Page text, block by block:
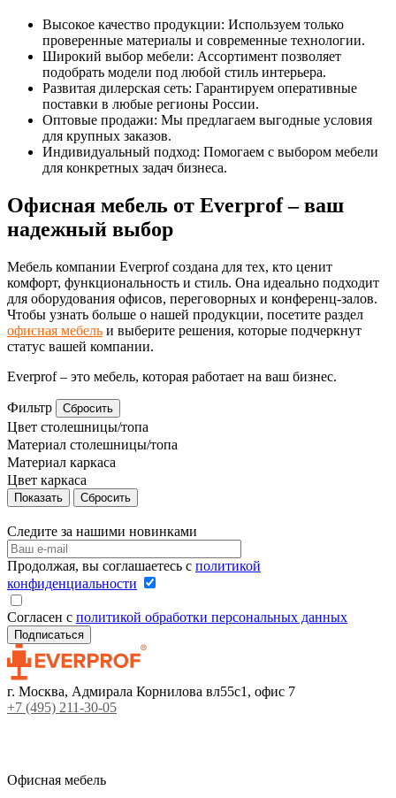
Высокое качество продукции: Используем только
проверенные материалы и современные технологии.
Широкий выбор мебели: Ассортимент позволяет
подобрать модели под любой стиль интерьера.
Развитая дилерская сеть: Гарантируем оперативные
поставки в любые регионы России.
Оптовые продажи: Мы предлагаем выгодные условия
для крупных заказов.
Индивидуальный подход: Помогаем с выбором мебели
для конкретных задач бизнеса.
Офисная мебель от Everprof – ваш
надежный выбор
Мебель компании Everprof создана для тех, кто ценит
комфорт, функциональность и стиль. Она идеально подходит
для оборудования офисов, переговорных и конференц-залов.
Чтобы узнать больше о нашей продукции, посетите раздел
офисная мебель и выберите решения, которые подчеркнут
статус вашей компании.
Everprof – это мебель, которая работает на ваш бизнес.
Фильтр Сбросить
Цвет столешницы/топа
Материал столешницы/топа
Материал каркаса
Цвет каркаса
Сбросить
Следите за нашими новинками
Продолжая, вы соглашаетесь с политикой
конфиденциальности
Согласен с политикой обработки персональных данных
г. Москва, Адмирала Корнилова вл55с1, офис 7
+7 (495) 211-30-05
Офисная мебель